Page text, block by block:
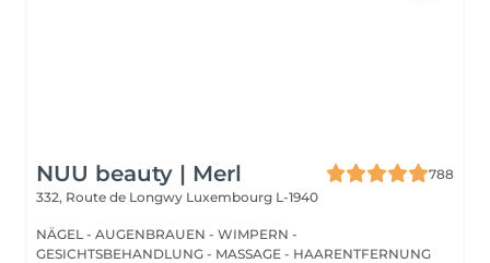
NUU beauty | Merl
788
332, Route de Longwy Luxembourg L-1940
NÄGEL - AUGENBRAUEN - WIMPERN -
GESICHTSBEHANDLUNG - MASSAGE - HAARENTFERNUNG